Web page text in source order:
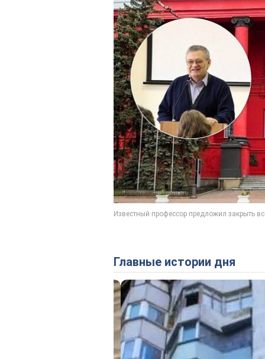
Главные истории дня